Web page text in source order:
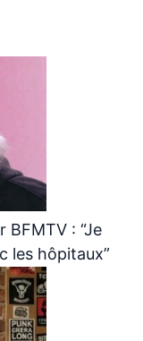
BFMTV : “Je
les hôpitaux”